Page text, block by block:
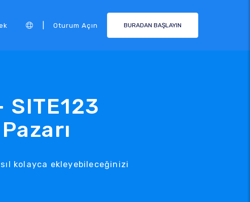
Oturum Açın BURADAN BAŞLAYIN
kolayca ekleyebileceğinizi